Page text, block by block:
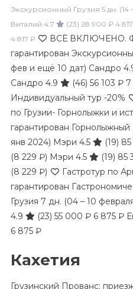
Экскурсионный Грузия 5 дн. (14
Виталий 4.7
(23) 28 900 ₽ 4
4 817 ₽
ВСЁ ВКЛЮЧЕНО.
гарантирован
фев и ещё 10 дат) Сандро
Сандро 4.9
(46) 56 103 ₽
Индивидуальный тур -20%
по Грузии- Горнолыжки и
гарантирован Горнолыжный
янв 2024) Мэри 4.5 (19)
(8 229 ₽) Мэри 4.5 (19) 85
(8 229 ₽)
Гастротур по
гарантирован
Грузия 7 дн. (04 – 10
4.9
(23) 55 000 ₽ 6 875 ₽
6 875 ₽
Кахетия
Грузинский Прованс: